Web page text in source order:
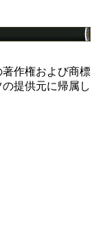
作権および商標
提供元に帰属し